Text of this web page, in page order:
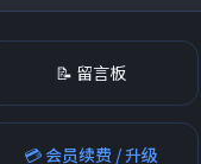
📝 留言板
💳 会员续费 / 升级